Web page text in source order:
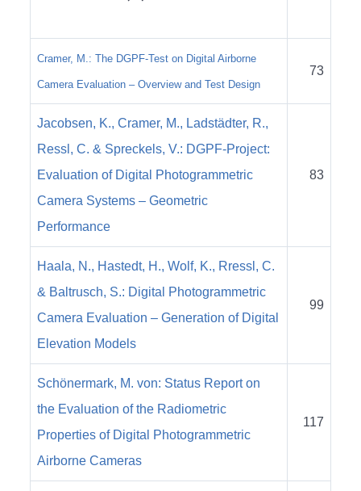
Cramer, M.: The DGPF-Test on Digital Airborne
Camera Evaluation – Overview and Test Design
73
Jacobsen, K., Cramer, M., Ladstädter, R.,
Ressl, C. & Spreckels, V.: DGPF-Project:
Evaluation of Digital Photogrammetric
Camera Systems – Geometric
Performance
83
Haala, N., Hastedt, H., Wolf, K., Rressl, C.
& Baltrusch, S.: Digital Photogrammetric
Camera Evaluation – Generation of Digital
Elevation Models
99
Schönermark, M. von: Status Report on
the Evaluation of the Radiometric
Properties of Digital Photogrammetric
Airborne Cameras
117